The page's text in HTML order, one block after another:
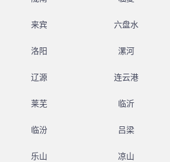
来宾 六盘水
洛阳 漯河
辽源 连云港
莱芜 临沂
临汾 吕梁
乐山 凉山